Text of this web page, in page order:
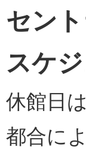
セン
スケ
休館日
都合に